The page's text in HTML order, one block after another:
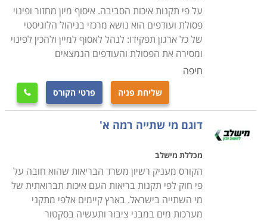
משום השלכות שינויי מזג האוויר בתוצאה מהשינויים
הגלובליים, וההשפעות הדרמטיות שמגמה הרסנית זו
תשפיע על חיי כל אחד ואחת מאיתנו. מרכזיות הנושא
מקדמת אותו לטוב ולרע מתחום צר הנוגע למשוגעים לדבר,
למערך שלם של צרכים, מיומנויות, פתרונות ומקצועות
חדשים שעוד יעסיקו רבים. משום כל זאת, קל מאוד להבין
למה איכות הסביבה תהיה כנראה אחד המקצועות
הרלוונטיים ביותר כבר בעתיד הקרוב, ונושא שיעסיק את
כולנו יותר ויותר בטווח הנראה לעין.
הקורסים פונים לקהל המתעניינים הרחב ולכל מי שאכפת
להם מסביבתם ומכדור הארץ בכלל, כל אלה המודאגים
מהדרדרות המצב ומעוניינים לרכוש ידע ואמצעים לשיפורו.
הלימודים הללו פתוחים לציבור הקהל הרחב ורובם אינם
על פי תקנות איכות הסביבה. איסוף מיון מחזור ופינוי
פסולת ועודפים הוא נושא מרכזי בניהול הלוגיסטי
של כל ארגון תפקידו: לנהל לאסוף למיין ולהכין לפינוי
ומסירה את הפסולת והעודפים הנמצאים
חיפה
שליחת פניה פרטי הקורס 
דוגם מי שתייה רמה א'
מכללת מישלב
הקורס מעניק רשיון משרד הבריאות שהוא חובה על
פי חוק לפי תקנות בריאות העם איכות תברואתית של
מי השתייה בישראל. בארץ קיימים אלפי מתקני
מערכות מים במבני ציבור ותעשיה בסקטור